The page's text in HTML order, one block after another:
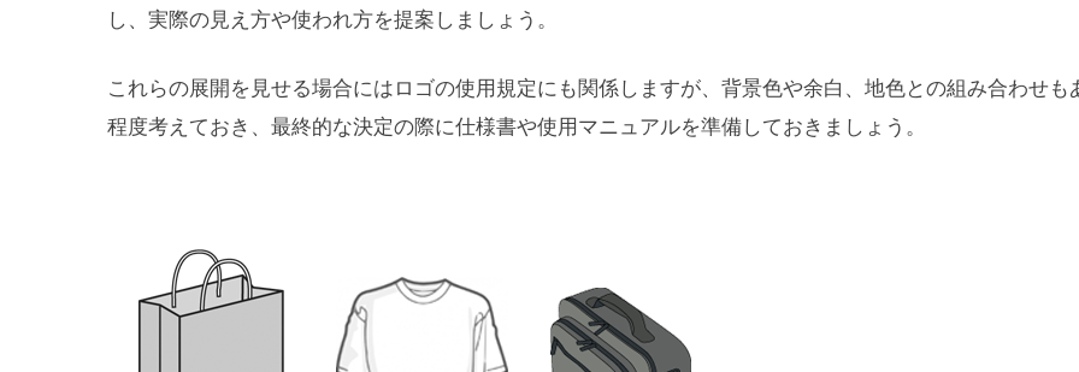
し、実際の見え方や使われ方を提案しましょう。
これらの展開を見せる場合にはロゴの使用規定にも関係しますが、背景色や余白、地色との組み合わせも
程度考えておき、最終的な決定の際に仕様書や使用マニュアルを準備しておきましょう。